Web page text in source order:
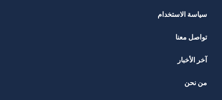
سياسة الاستخدام
تواصل معنا
آخر الأخبار
من نحن